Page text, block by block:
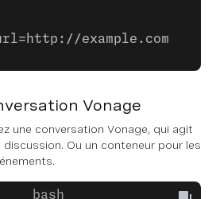
example.com
Vonage
une conversation Vonage, qui agit
Ou un conteneur pour les